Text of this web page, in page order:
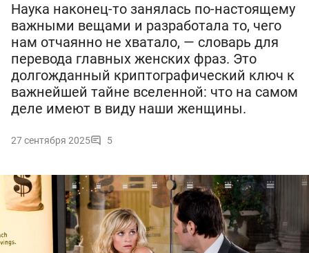
Наука наконец-то занялась по-настоящему
важными вещами и разработала то, чего
нам отчаянно не хватало, — словарь для
перевода главных женских фраз. Это
долгожданный криптографический ключ к
важнейшей тайне вселенной: что на самом
деле имеют в виду наши женщины.
27 сентября 2025 5